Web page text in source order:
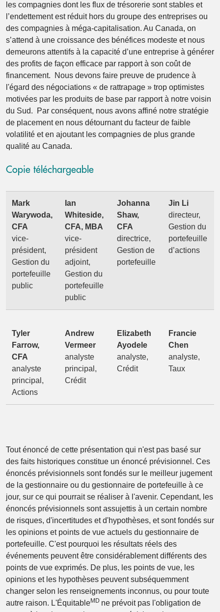
les compagnies dont les flux de trésorerie sont stables et
l’endettement est réduit hors du groupe des entreprises ou
des compagnies à méga-capitalisation. Au Canada, on
s’attend à une croissance des bénéfices modeste et nous
demeurons attentifs à la capacité d’une entreprise à générer
des profits de façon efficace par rapport à son coût de
financement. Nous devons faire preuve de prudence à
l'égard des négociations « de rattrapage » trop optimistes
motivées par les produits de base par rapport à notre voisin
du Sud. Par conséquent, nous avons affiné notre stratégie
de placement en nous détournant du facteur de faible
volatilité et en ajoutant les compagnies de plus grande
qualité au Canada.
Copie téléchargeable
Mark
Warywoda,
CFA
vice-
président,
Gestion du
portefeuille
public
Ian
Whiteside,
CFA, MBA
vice-
président
adjoint,
Gestion du
portefeuille
public
Johanna
Shaw,
CFA
directrice,
Gestion de
portefeuille
Jin Li
directeur,
Gestion du
portefeuille
d’actions
Tyler
Farrow,
CFA
analyste
principal,
Actions
Andrew
Vermeer
analyste
principal,
Crédit
Elizabeth
Ayodele
analyste,
Crédit
Francie
Chen
analyste,
Taux
Tout énoncé de cette présentation qui n'est pas basé sur
des faits historiques constitue un énoncé prévisionnel. Ces
énoncés prévisionnels sont fondés sur le meilleur jugement
de la gestionnaire ou du gestionnaire de portefeuille à ce
jour, sur ce qui pourrait se réaliser à l'avenir. Cependant, les
énoncés prévisionnels sont assujettis à un certain nombre
de risques, d'incertitudes et d'hypothèses, et sont fondés sur
les opinions et points de vue actuels du gestionnaire de
portefeuille. C'est pourquoi les résultats réels des
événements peuvent être considérablement différents des
points de vue exprimés. De plus, les points de vue, les
opinions et les hypothèses peuvent subséquemment
changer selon les renseignements inconnus, ou pour toute
autre raison. L'ÉquitableMD ne prévoit pas l'obligation de